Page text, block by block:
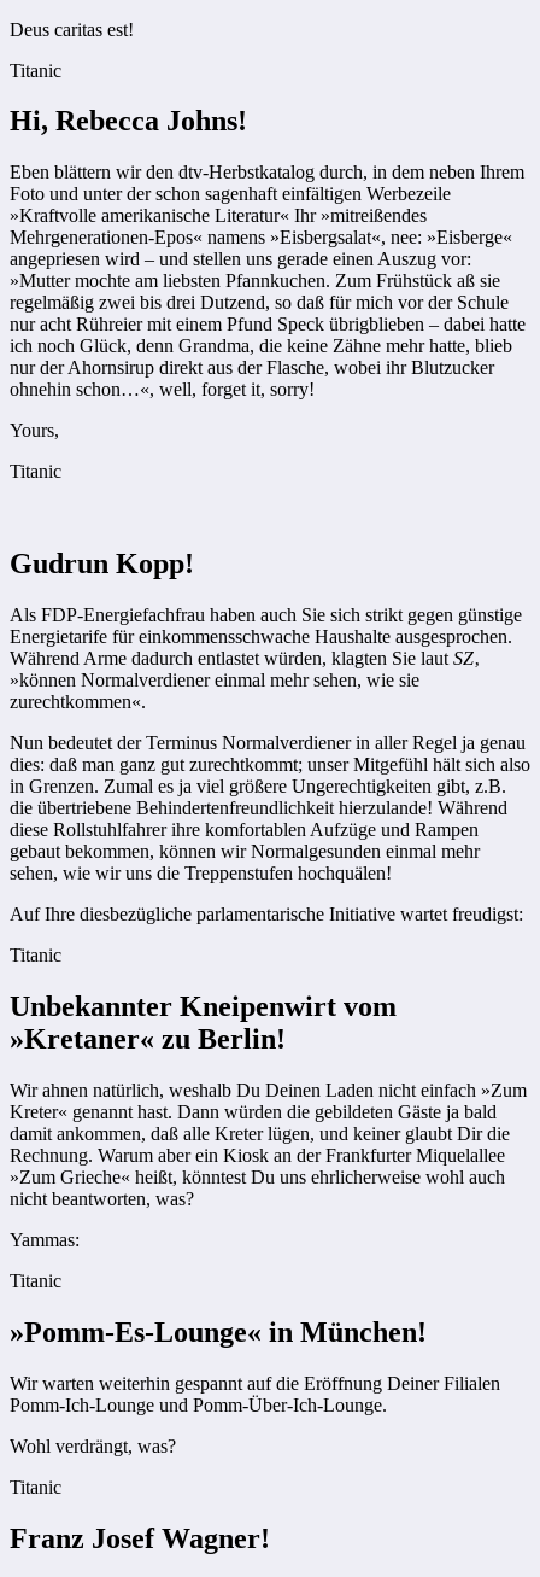
Deus caritas est!
Titanic
Hi, Rebecca Johns!
Eben blättern wir den dtv-Herbstkatalog durch, in dem neben Ihrem
Foto und unter der schon sagenhaft einfältigen Werbezeile
»Kraftvolle amerikanische Literatur« Ihr »mitreißendes
Mehrgenerationen-Epos« namens »Eisbergsalat«, nee: »Eisberge«
angepriesen wird – und stellen uns gerade einen Auszug vor:
»Mutter mochte am liebsten Pfannkuchen. Zum Frühstück aß sie
regelmäßig zwei bis drei Dutzend, so daß für mich vor der Schule
nur acht Rühreier mit einem Pfund Speck übrigblieben – dabei hatte
ich noch Glück, denn Grandma, die keine Zähne mehr hatte, blieb
nur der Ahornsirup direkt aus der Flasche, wobei ihr Blutzucker
ohnehin schon…«, well, forget it, sorry!
Yours,
Titanic
Gudrun Kopp!
Als FDP-Energiefachfrau haben auch Sie sich strikt gegen günstige
Energietarife für einkommensschwache Haushalte ausgesprochen.
Während Arme dadurch entlastet würden, klagten Sie laut SZ‚
»können Normalverdiener einmal mehr sehen, wie sie
zurechtkommen«.
Nun bedeutet der Terminus Normalverdiener in aller Regel ja genau
dies: daß man ganz gut zurechtkommt; unser Mitgefühl hält sich also
in Grenzen. Zumal es ja viel größere Ungerechtigkeiten gibt, z.B.
die übertriebene Behindertenfreundlichkeit hierzulande! Während
diese Rollstuhlfahrer ihre komfortablen Aufzüge und Rampen
gebaut bekommen, können wir Normalgesunden einmal mehr
sehen, wie wir uns die Treppenstufen hochquälen!
Auf Ihre diesbezügliche parlamentarische Initiative wartet freudigst:
Titanic
Unbekannter Kneipenwirt vom
»Kretaner« zu Berlin!
Wir ahnen natürlich, weshalb Du Deinen Laden nicht einfach »Zum
Kreter« genannt hast. Dann würden die gebildeten Gäste ja bald
damit ankommen, daß alle Kreter lügen, und keiner glaubt Dir die
Rechnung. Warum aber ein Kiosk an der Frankfurter Miquelallee
»Zum Grieche« heißt, könntest Du uns ehrlicherweise wohl auch
nicht beantworten, was?
Yammas:
Titanic
»Pomm-Es-Lounge« in München!
Wir warten weiterhin gespannt auf die Eröffnung Deiner Filialen
Pomm-Ich-Lounge und Pomm-Über-Ich-Lounge.
Wohl verdrängt, was?
Titanic
Franz Josef Wagner!